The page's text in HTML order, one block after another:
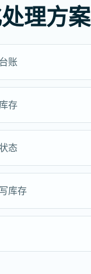
理方案
账
存
态
库存